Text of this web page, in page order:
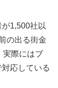
1,500社以
の出る街金
実際にはブ
応している